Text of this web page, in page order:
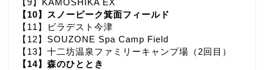
【10】スノーピーク箕面フィールド
【11】ビラデスト今津
【12】SOUZONE Spa Camp Field
【13】十二坊温泉ファミリーキャンプ場（2回目）
【14】森のひととき